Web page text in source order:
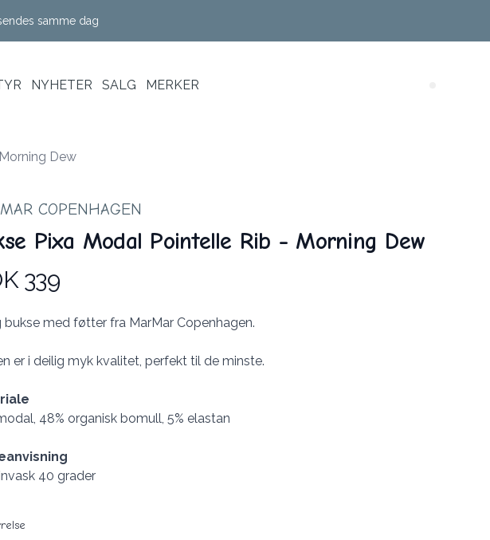
samme dag
NYHETER SALG MERKER
Dew
COPENHAGEN
Pixa Modal Pointelle Rib - Morning Dew
339
bukse med føtter fra MarMar Copenhagen.
er i deilig myk kvalitet, perfekt til de minste.
48% organisk bomull, 5% elastan
40 grader